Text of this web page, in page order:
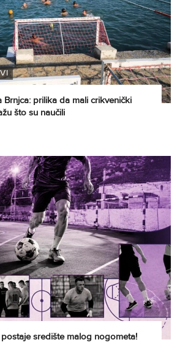
Brnjca: prilika da mali crikvenički
što su naučili
središte malog nogometa!